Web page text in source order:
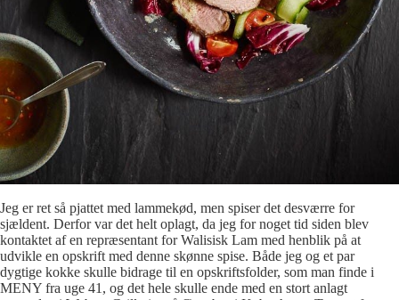
Jeg er ret så pjattet med lammekød, men spiser det desværre for
sjældent. Derfor var det helt oplagt, da jeg for noget tid siden blev
kontaktet af en repræsentant for Walisisk Lam med henblik på at
udvikle en opskrift med denne skønne spise. Både jeg og et par
dygtige kokke skulle bidrage til en opskriftsfolder, som man finde i
MENY fra uge 41, og det hele skulle ende med en stort anlagt